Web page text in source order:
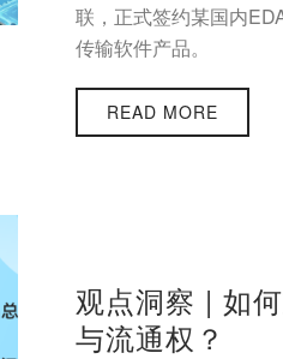
联，正式签约某国内
传输软件产品。
READ MORE
观点洞察 | 如
与流通权？